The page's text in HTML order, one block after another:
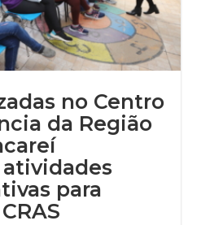
no Centro
da Região
para